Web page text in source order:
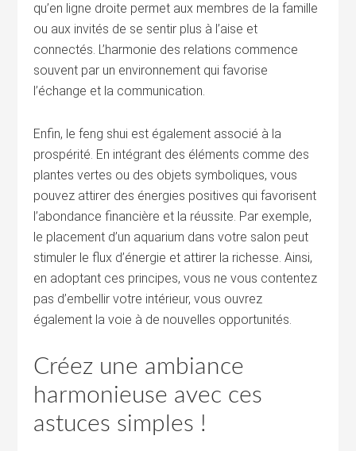
qu’en ligne droite permet aux membres de la famille
ou aux invités de se sentir plus à l’aise et
connectés. L’harmonie des relations commence
souvent par un environnement qui favorise
l’échange et la communication.
Enfin, le feng shui est également associé à la
prospérité. En intégrant des éléments comme des
plantes vertes ou des objets symboliques, vous
pouvez attirer des énergies positives qui favorisent
l’abondance financière et la réussite. Par exemple,
le placement d’un aquarium dans votre salon peut
stimuler le flux d’énergie et attirer la richesse. Ainsi,
en adoptant ces principes, vous ne vous contentez
pas d’embellir votre intérieur, vous ouvrez
également la voie à de nouvelles opportunités.
Créez une ambiance
harmonieuse avec ces
astuces simples !